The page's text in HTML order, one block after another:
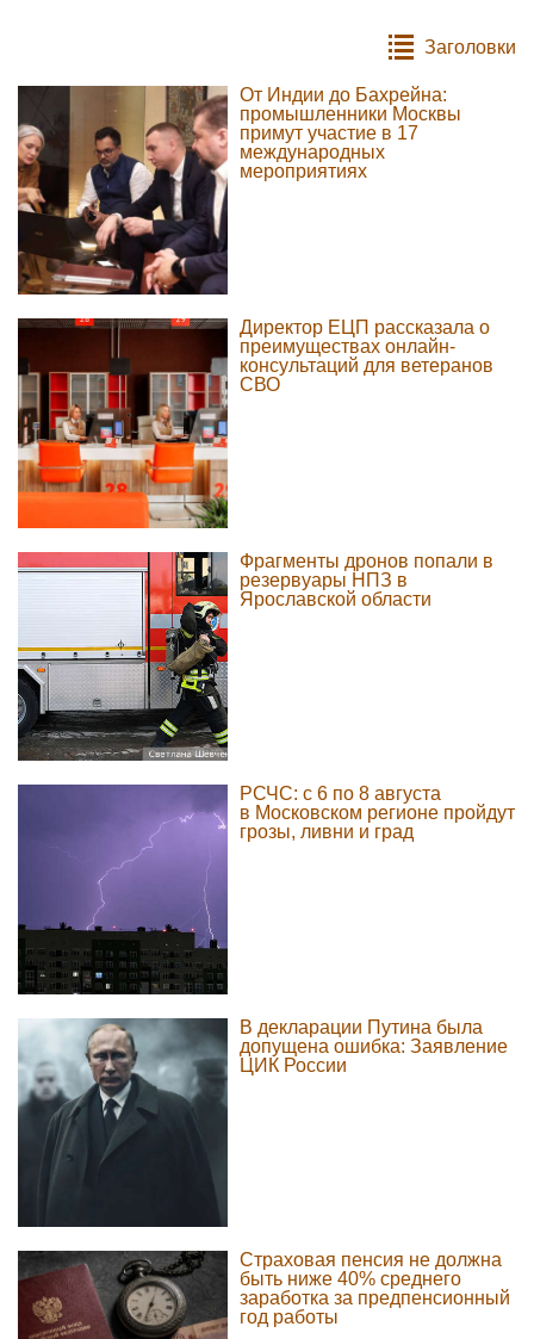
Заголовки
От Индии до Бахрейна:
промышленники Москвы
примут участие в 17
международных
мероприятиях
Директор ЕЦП рассказала о
преимуществах онлайн-
консультаций для ветеранов
СВО
Фрагменты дронов попали в
резервуары НПЗ в
Ярославской области
РСЧС: с 6 по 8 августа
в Московском регионе пройдут
грозы, ливни и град
В декларации Путина была
допущена ошибка: Заявление
ЦИК России
Страховая пенсия не должна
быть ниже 40% среднего
заработка за предпенсионный
год работы